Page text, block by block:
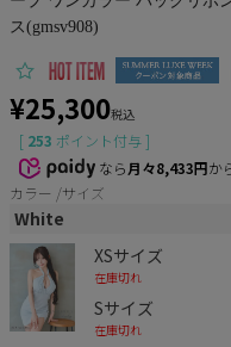
ス(gmsv908)
¥25,300税込
[ 253 ポイント付与 ]
なら月々8,433円か
カラー
サイズ
White
XSサイズ
在庫切れ
Sサイズ
在庫切れ